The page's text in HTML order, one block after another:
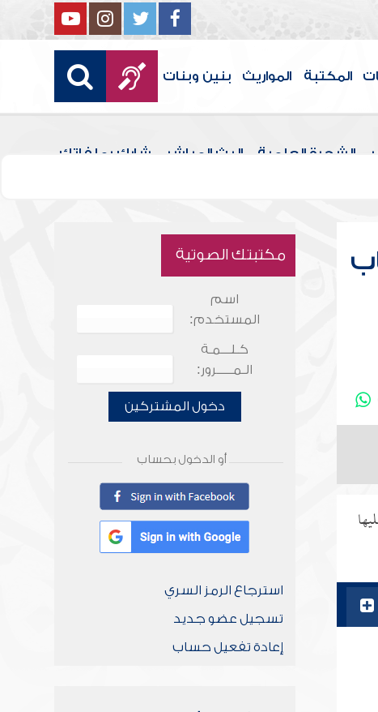
المكتبة المواريث بنين وبنات
الشجرة العلمية البث المباشر شارك بملفاتك
مكتبتك الصوتية
اسم
المستخدم:
كـلـــمـة
الـمـــــرور:
دخول المشتركين
أو الدخول بحساب
استرجاع الرمز السري
تسجيل عضو جديد
إعادة تفعيل حساب